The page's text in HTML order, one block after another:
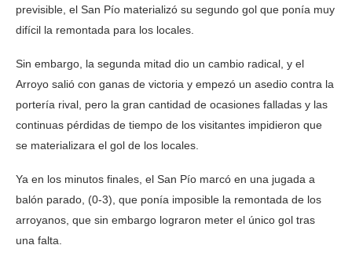
previsible, el San Pío materializó su segundo gol que ponía muy
difícil la remontada para los locales.
Sin embargo, la segunda mitad dio un cambio radical, y el
Arroyo salió con ganas de victoria y empezó un asedio contra la
portería rival, pero la gran cantidad de ocasiones falladas y las
continuas pérdidas de tiempo de los visitantes impidieron que
se materializara el gol de los locales.
Ya en los minutos finales, el San Pío marcó en una jugada a
balón parado, (0-3), que ponía imposible la remontada de los
arroyanos, que sin embargo lograron meter el único gol tras
una falta.